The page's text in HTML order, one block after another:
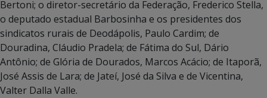
Bertoni; o diretor-secretário da Federação, Frederico Stella,
o deputado estadual Barbosinha e os presidentes dos
sindicatos rurais de Deodápolis, Paulo Cardim; de
Douradina, Cláudio Pradela; de Fátima do Sul, Dário
Antônio; de Glória de Dourados, Marcos Acácio; de Itaporã,
José Assis de Lara; de Jateí, José da Silva e de Vicentina,
Valter Dalla Valle.